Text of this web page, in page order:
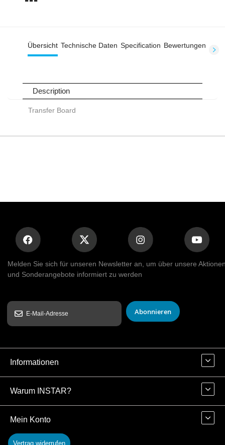
Übersicht Technische Daten Specification Bewertungen
Description
Transfer Board
Melden Sie sich für unseren Newsletter an, um über unsere
und Sonderangebote informiert zu werden
Abonnieren
Informationen
Warum INSTAR?
Mein Konto
Vertrag widerrufen